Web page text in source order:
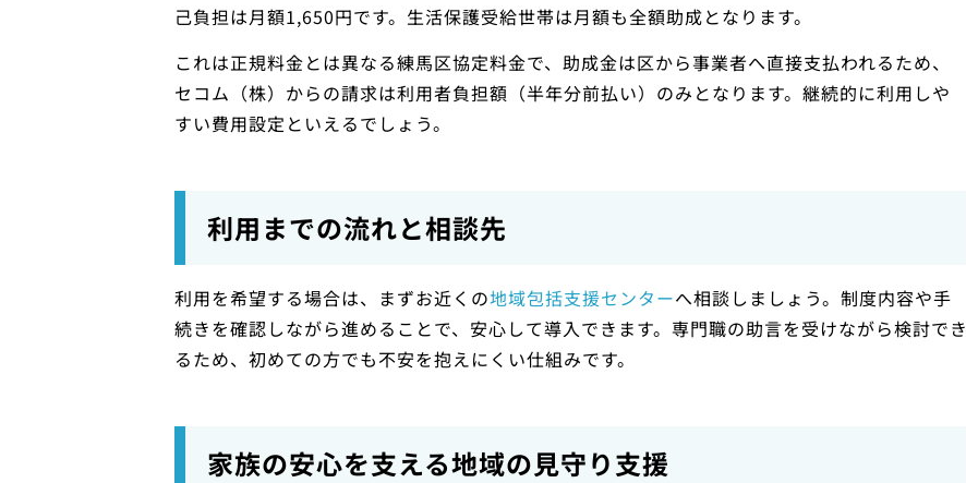
己負担は月額1,650円です。生活保護受給世帯は月額も全額助成となります。
これは正規料金とは異なる練馬区協定料金で、助成金は区から事業者へ直接支払われるため、
セコム（株）からの請求は利用者負担額（半年分前払い）のみとなります。継続的に利用しや
すい費用設定といえるでしょう。
利用までの流れと相談先
利用を希望する場合は、まずお近くの地域包括支援センターへ相談しましょう。制度内容や手
続きを確認しながら進めることで、安心して導入できます。専門職の助言を受けながら検討でき
るため、初めての方でも不安を抱えにくい仕組みです。
家族の安心を支える地域の見守り支援